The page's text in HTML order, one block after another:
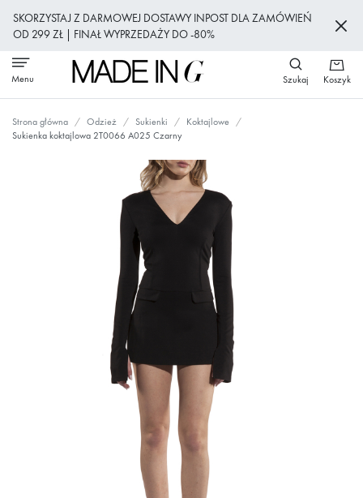
SKORZYSTAJ Z DARMOWEJ DOSTAWY INPOST DLA ZAMÓWIEŃ
OD 299 ZŁ | FINAŁ WYPRZEDAŻY DO -80%
do
treści
Menu Szukaj Koszyk
Strona główna Odzież Sukienki
Koktajlowe
Sukienka koktajlowa 2T0066 A025 Czarny